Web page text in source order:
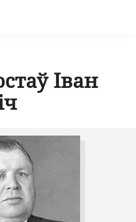
Іван